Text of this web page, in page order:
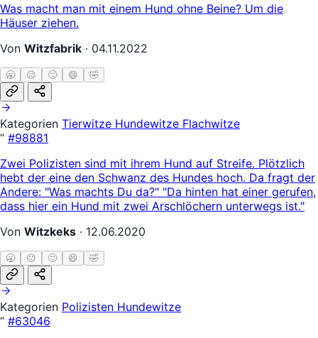
Was macht man mit einem Hund ohne Beine? Um die
Häuser ziehen.
Von Witzfabrik · 04.11.2022
🥱 😐 🙂 😄 🤣
Kategorien Tierwitze Hundewitze Flachwitze
“ #98881
Zwei Polizisten sind mit ihrem Hund auf Streife. Plötzlich
hebt der eine den Schwanz des Hundes hoch. Da fragt der
Andere: "Was machts Du da?" "Da hinten hat einer gerufen,
dass hier ein Hund mit zwei Arschlöchern unterwegs ist."
Von Witzkeks · 12.06.2020
🥱 😐 🙂 😄 🤣
Kategorien Polizisten Hundewitze
“ #63046